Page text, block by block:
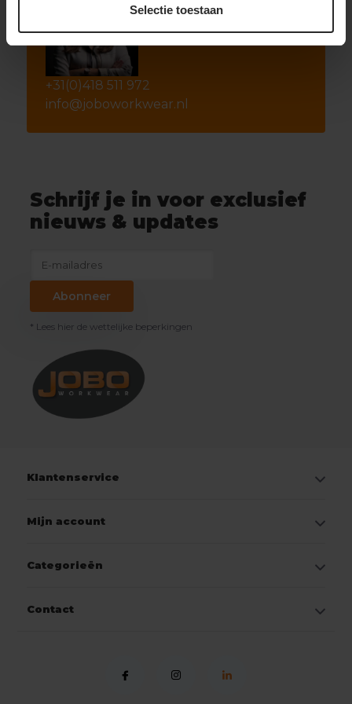
Selectie toestaan
+31(0)418 511 972
info@joboworkwear.nl
Schrijf je in voor exclusief
nieuws & updates
Abonneer
* Lees hier de wettelijke beperkingen
Klantenservice
Mijn account
Categorieën
Contact